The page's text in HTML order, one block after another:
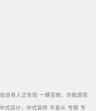
总有人正年轻 一蜂至微，亦能游观
式设计，中式装修 不盲从 专题 专